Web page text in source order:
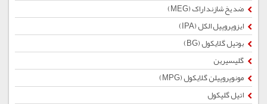
ضد یخ شازند اراک (MEG)
ایزوپروپیل الکل (IPA)
بوتیل گلایكول (BG)
گلیسیرین
مونوپروپیلن گلایکول (MPG)
اتیل گلیکول